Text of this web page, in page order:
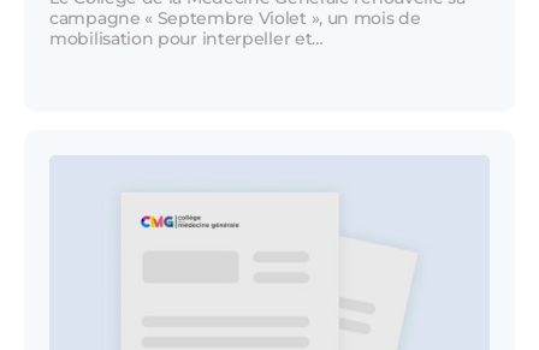
campagne « Septembre Violet », un mois de
mobilisation pour interpeller et…